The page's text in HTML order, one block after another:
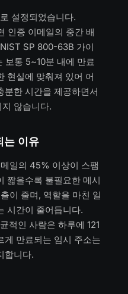
설정되었습니다.
인증 이메일의 중간 배
SP 800-63B 가이
보통 5~10분 내에 만료
현실에 맞춰져 있어 어
분한 시간을 제공하면서
않습니다.
는 이유
일의 45% 이상이 스팸
짧을수록 불필요한 메시
이 줄며, 역할을 마친 일
시간이 줄어듭니다.
적인 사람은 하루에 121
게 만료되는 임시 주소는
합니다.